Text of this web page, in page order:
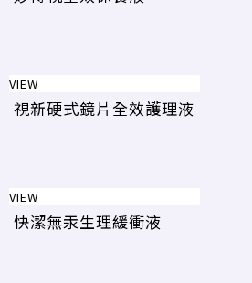
VIEW
視新硬式鏡片全效護理液
VIEW
快潔無汞生理緩衝液